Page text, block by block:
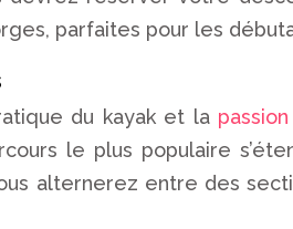
parfaites pour les
du kayak et la
le plus populaire
alternerez entre des